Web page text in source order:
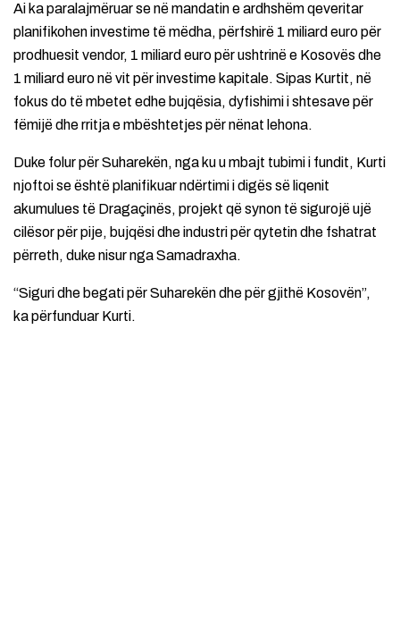
Ai ka paralajmëruar se në mandatin e ardhshëm qeveritar
planifikohen investime të mëdha, përfshirë 1 miliard euro për
prodhuesit vendor, 1 miliard euro për ushtrinë e Kosovës dhe
1 miliard euro në vit për investime kapitale. Sipas Kurtit, në
fokus do të mbetet edhe bujqësia, dyfishimi i shtesave për
fëmijë dhe rritja e mbështetjes për nënat lehona.
Duke folur për Suharekën, nga ku u mbajt tubimi i fundit, Kurti
njoftoi se është planifikuar ndërtimi i digës së liqenit
akumulues të Dragaçinës, projekt që synon të sigurojë ujë
cilësor për pije, bujqësi dhe industri për qytetin dhe fshatrat
përreth, duke nisur nga Samadraxha.
“Siguri dhe begati për Suharekën dhe për gjithë Kosovën”,
ka përfunduar Kurti.